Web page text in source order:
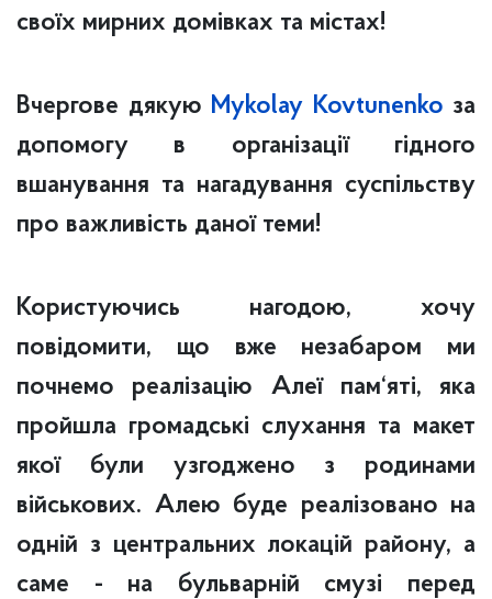
своїх мирних домівках та містах!
Вчергове дякую Mykolay Kovtunenko за
допомогу в організації гідного
вшанування та нагадування суспільству
про важливість даної теми!
Користуючись нагодою, хочу
повідомити, що вже незабаром ми
почнемо реалізацію Алеї пам‘яті, яка
пройшла громадські слухання та макет
якої були узгоджено з родинами
військових. Алею буде реалізовано на
одній з центральних локацій району, а
саме - на бульварній смузі перед